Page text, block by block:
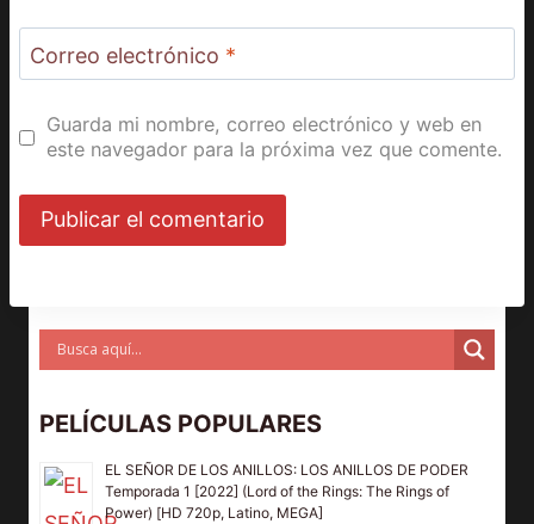
Correo electrónico *
Guarda mi nombre, correo electrónico y web en
este navegador para la próxima vez que comente.
PELÍCULAS POPULARES
EL SEÑOR DE LOS ANILLOS: LOS ANILLOS DE PODER
Temporada 1 [2022] (Lord of the Rings: The Rings of
Power) [HD 720p, Latino, MEGA]